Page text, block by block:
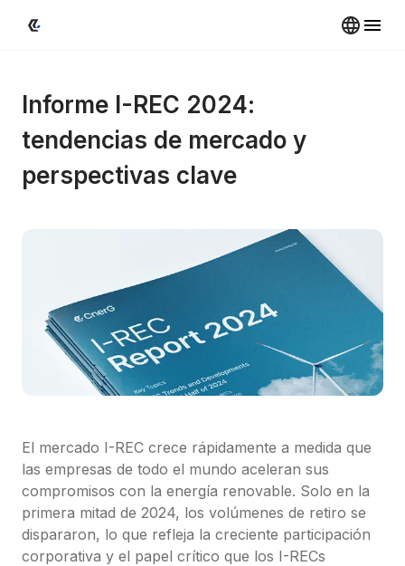
Informe I-REC 2024:
tendencias de mercado y
perspectivas clave
El mercado I-REC crece rápidamente a medida que
las empresas de todo el mundo aceleran sus
compromisos con la energía renovable. Solo en la
primera mitad de 2024, los volúmenes de retiro se
dispararon, lo que refleja la creciente participación
corporativa y el papel crítico que los I-RECs